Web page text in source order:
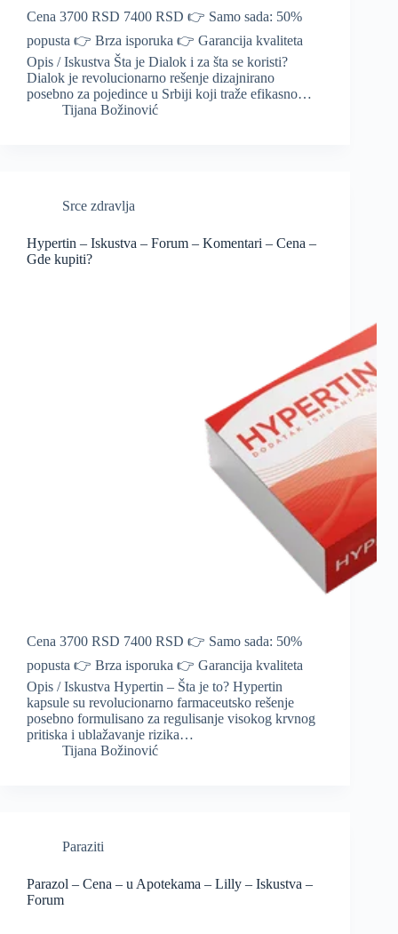
Cena 3700 RSD 7400 RSD 👉 Samo sada: 50%
popusta 👉 Brza isporuka 👉 Garancija kvaliteta
Opis / Iskustva Šta je Dialok i za šta se koristi?
Dialok je revolucionarno rešenje dizajnirano
posebno za pojedince u Srbiji koji traže efikasno…
Tijana Božinović
Srce zdravlja
Hypertin – Iskustva – Forum – Komentari – Cena –
Gde kupiti?
Cena 3700 RSD 7400 RSD 👉 Samo sada: 50%
popusta 👉 Brza isporuka 👉 Garancija kvaliteta
Opis / Iskustva Hypertin – Šta je to? Hypertin
kapsule su revolucionarno farmaceutsko rešenje
posebno formulisano za regulisanje visokog krvnog
pritiska i ublažavanje rizika…
Tijana Božinović
Paraziti
Parazol – Cena – u Apotekama – Lilly – Iskustva –
Forum